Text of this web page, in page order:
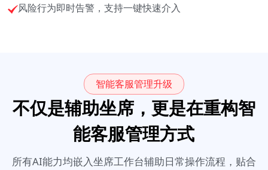
风险行为即时告警，支持一键快速介入
智能客服管理升级
不仅是辅助坐席，更是在重构智
能客服管理方式
所有AI能力均嵌入坐席工作台辅助日常操作流程，贴合